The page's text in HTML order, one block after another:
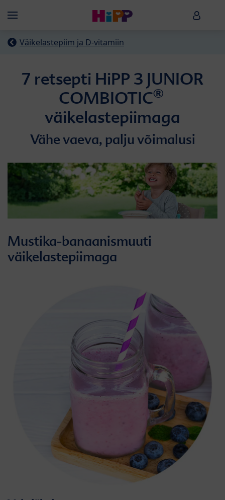
Menü HiPP
Väikelastepiim ja D-vitamiin
7 retsepti HiPP 3 JUNIOR
COMBIOTIC®
väikelastepiimaga
Vähe vaeva, palju võimalusi
Mustika-banaanismuuti
väikelastepiimaga